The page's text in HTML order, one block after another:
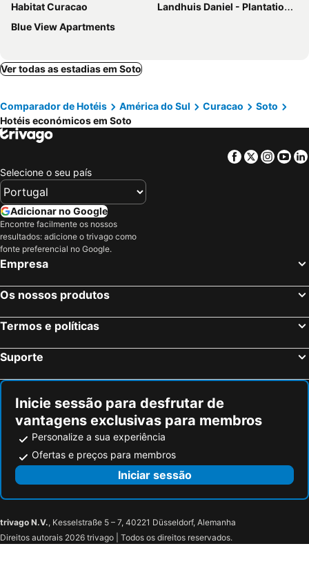
Habitat Curacao
Landhuis Daniel - Plantation House
Blue View Apartments
Ver todas as estadias em Soto
Comparador de Hotéis América do Sul Curacao
Soto
Hotéis económicos em Soto
Facebook
Twitter
Selecione o seu país
Adicionar no Google
Encontre facilmente os nossos
resultados: adicione o trivago como
fonte preferencial no Google.
Empresa
Os nossos produtos
Termos e políticas
Suporte
Inicie sessão para desfrutar de
vantagens exclusivas para membros
Personalize a sua experiência
Ofertas e preços para membros
Iniciar sessão
trivago N.V., Kesselstraße 5 – 7, 40221 Düsseldorf, Alemanha
Direitos autorais 2026 trivago | Todos os direitos reservados.